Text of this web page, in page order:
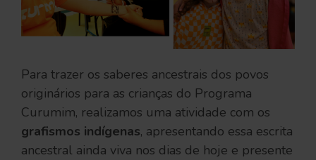
Para trazer os saberes ancestrais dos povos
originários para as crianças do Programa
Curumim, realizamos uma atividade com os
grafismos indígenas, apresentando essa escrita
ancestral ainda viva nos dias de hoje e presente